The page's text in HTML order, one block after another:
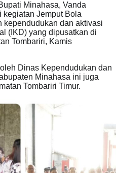
Minahasa, Vanda
kegiatan Jemput Bola
kependudukan dan aktivasi
(IKD) yang dipusatkan di
Tombariri, Kamis
Dinas Kependudukan dan
Minahasa ini juga
Tombariri Timur.